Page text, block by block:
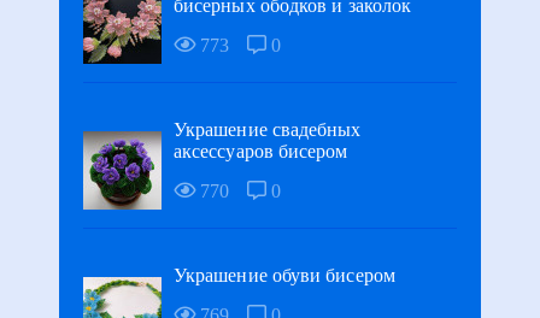
бисерных ободков и заколок
773
0
Украшение свадебных
аксессуаров бисером
770
0
Украшение обуви бисером